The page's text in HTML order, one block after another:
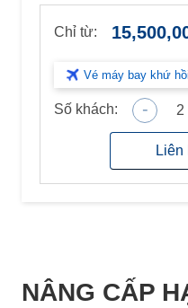
Chỉ từ:
Vé máy bay khứ hồi
Số khách: - 2
Liên
NÂNG CẤP